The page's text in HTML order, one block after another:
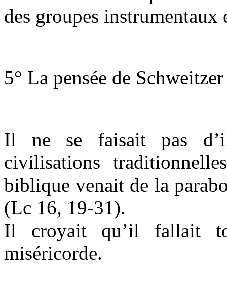
des groupes
5° La pensée de Schweitzer
Il ne se faisait pas
civilisations
biblique venait de la
(Lc 16, 19-31).
Il croyait qu’il fallait
miséricorde.